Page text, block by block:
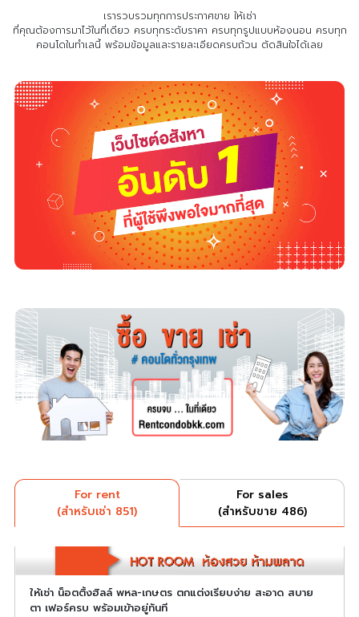
เรารวบรวมทุกการประกาศขาย ให้เช่า
ที่คุณต้องการมาไว้ในที่เดียว ครบทุกระดับราคา ครบทุกรูปแบบห้องนอน ครบทุก
คอนโดในทำเลนี้ พร้อมข้อมูลและรายละเอียดครบถ้วน ตัดสินใจได้เลย
For rent
(สำหรับเช่า 851)
For sales
(สำหรับขาย 486)
ให้เช่า น็อตติ้งฮิลล์ พหล-เกษตร ตกแต่งเรียบง่าย สะอาด สบาย
ตา เฟอร์ครบ พร้อมเข้าอยู่ทันที